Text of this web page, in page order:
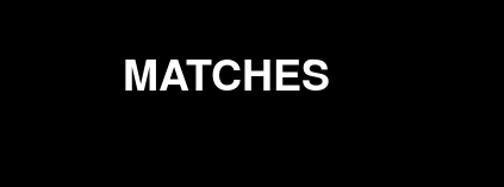
MATCHES